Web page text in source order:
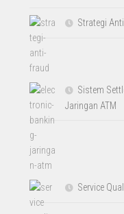
Strategi
Sistem
Jaringan ATM
Service